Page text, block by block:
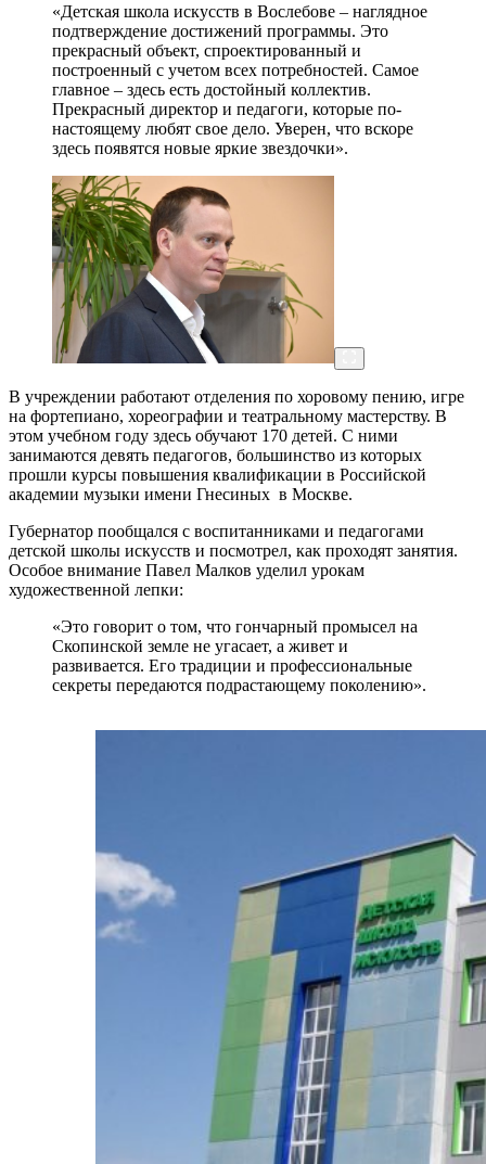
«Детская школа искусств в Вослебове – наглядное
подтверждение достижений программы. Это
прекрасный объект, спроектированный и
построенный с учетом всех потребностей. Самое
главное – здесь есть достойный коллектив.
Прекрасный директор и педагоги, которые по-
настоящему любят свое дело. Уверен, что вскоре
здесь появятся новые яркие звездочки».
В учреждении работают отделения по хоровому пению, игре
на фортепиано, хореографии и театральному мастерству. В
этом учебном году здесь обучают 170 детей. С ними
занимаются девять педагогов, большинство из которых
прошли курсы повышения квалификации в Российской
академии музыки имени Гнесиных в Москве.
Губернатор пообщался с воспитанниками и педагогами
детской школы искусств и посмотрел, как проходят занятия.
Особое внимание Павел Малков уделил урокам
художественной лепки:
«Это говорит о том, что гончарный промысел на
Скопинской земле не угасает, а живет и
развивается. Его традиции и профессиональные
секреты передаются подрастающему поколению».